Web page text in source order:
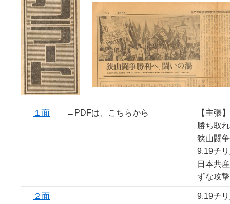
１面 ←PDFは、こちらから
【主張
勝ち取れ
狭山闘
9.19チ
日本共
ずな攻
２面
9.19チ